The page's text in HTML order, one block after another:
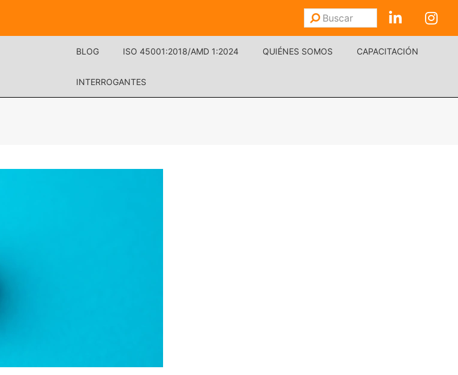
Buscar
BLOG ISO 45001:2018/AMD 1:2024 QUIÉNES SOMOS CAPACITACIÓN
INTERROGANTES